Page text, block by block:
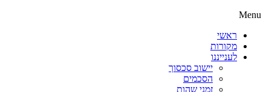
Menu
ראשי
מקורות
לענייננו
יישוב סכסוך
הסכמים
זמני שהות